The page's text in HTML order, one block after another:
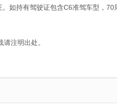
如持有驾驶证包含C6准驾车型，70
注明出处。